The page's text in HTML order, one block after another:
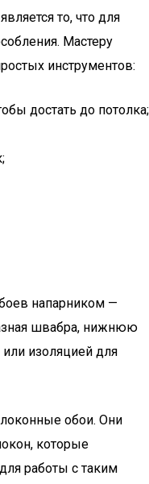
то, что для
Мастеру
инструментов:
достать до потолка;
напарником —
швабра, нижнюю
изоляцией для
обои. Они
которые
работы с таким